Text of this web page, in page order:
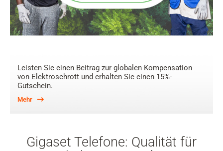
Leisten Sie einen Beitrag zur globalen Kompensation
von Elektroschrott und erhalten Sie einen 15%-
Gutschein.
Mehr
Gigaset Telefone: Qualität für